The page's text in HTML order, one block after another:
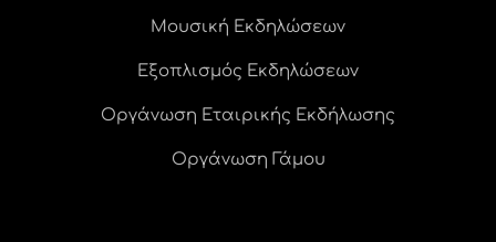
Μουσική Εκδηλώσεων
Εξοπλισμός Εκδηλώσεων
Οργάνωση Εταιρικής Εκδήλωσης
Οργάνωση Γάμου